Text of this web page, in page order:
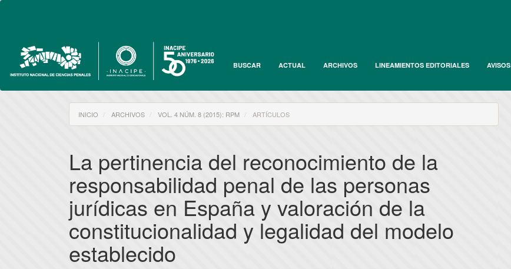
Barra
lateral
BUSCAR ACTUAL ARCHIVOS LINEAMIENTOS EDITORIALES AVISOS
INICIO ARCHIVOS VOL. 4 NÚM. 8 (2015): RPM ARTÍCULOS
La pertinencia del reconocimiento de la
responsabilidad penal de las personas
jurídicas en España y valoración de la
constitucionalidad y legalidad del modelo
establecido